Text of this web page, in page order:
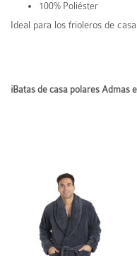
100% Poliéster
Ideal para los frioleros de casa
¡Batas de casa polares Admas